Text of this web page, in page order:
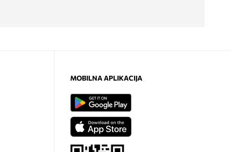
MOBILNA APLIKACIJA